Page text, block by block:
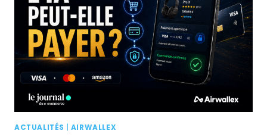
NOUVELLES
ATTENTES
DES
CONSOMMATEURS
?
ACTUALITÉS AIRWALLEX